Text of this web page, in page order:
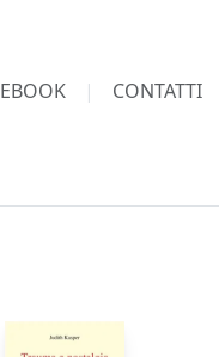
EBOOK CONTATTI